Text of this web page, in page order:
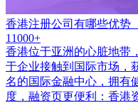
香港注册公司有哪些优势
11000+
香港位于亚洲的心脏地带
于企业接触到国际市场，
名的国际金融中心，拥有
度，融资页更便利：香港